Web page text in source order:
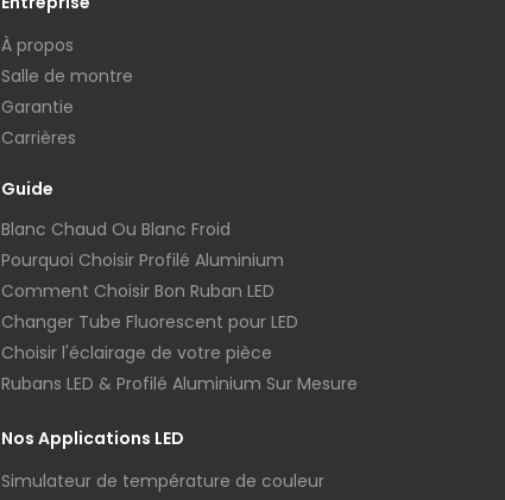
À propos
Salle de montre
Garantie
Carrières
Guide
Blanc Chaud Ou Blanc Froid
Pourquoi Choisir Profilé Aluminium
Comment Choisir Bon Ruban LED
Changer Tube Fluorescent pour LED
Choisir l'éclairage de votre pièce
Rubans LED & Profilé Aluminium Sur Mesure
Nos Applications LED
Simulateur de température de couleur